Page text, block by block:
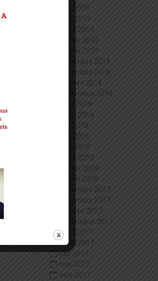
mai 2019
avril 2019
mars 2019
février 2019
janvier 2019
décembre 2018
novembre 2018
octobre 2018
septembre 2018
août 2018
juillet 2018
juin 2018
mai 2018
avril 2018
mars 2018
février 2018
janvier 2018
décembre 2017
novembre 2017
octobre 2017
septembre 2017
août 2017
juillet 2017
juin 2017
mai 2017
avril 2017